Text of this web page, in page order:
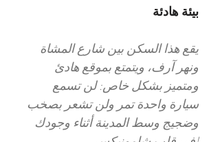
بيئة هادئة
يقع هذا السكن بين شارع المشاة
ونهر آرف، ويتمتع بموقع هادئ
ومتميز بشكل خاص: لن تسمع
سيارة واحدة تمر ولن تشعر بصخب
وضجيج وسط المدينة أثناء وجودك